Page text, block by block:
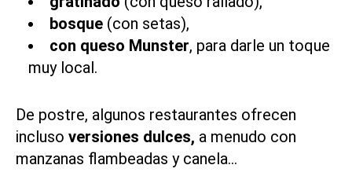
bosque (con setas),
con queso Munster, para darle un toque
muy local.
De postre, algunos restaurantes ofrecen
incluso versiones dulces, a menudo con
manzanas flambeadas y canela…